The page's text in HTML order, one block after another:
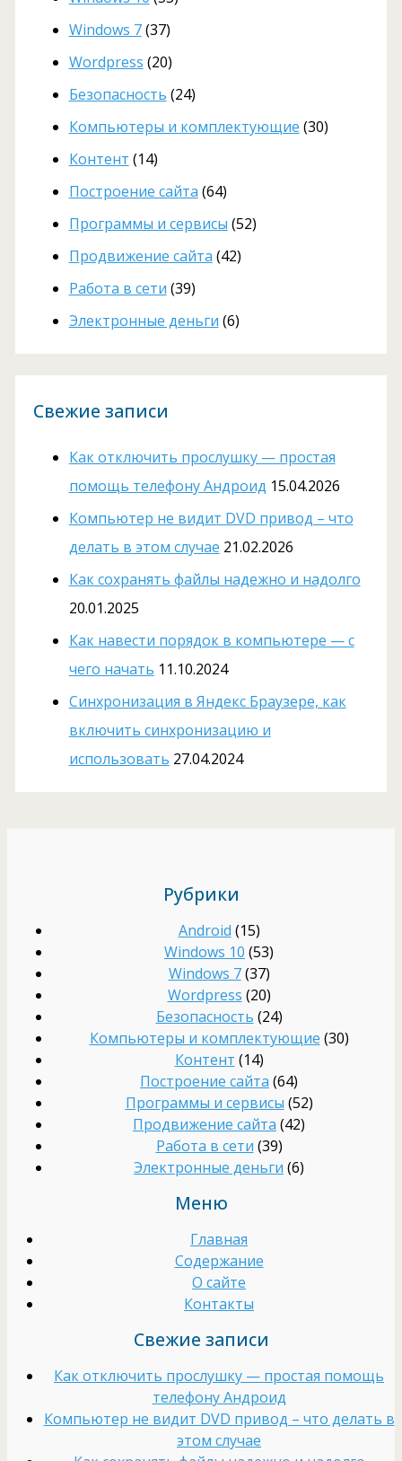
Windows 7(37)
Wordpress (20)
Безопасность (24)
Компьютеры и комплектующие (30)
Контент (14)
Построение сайта (64)
Программы и сервисы (52)
Продвижение сайта (42)
Работа в сети (39)
Электронные деньги (6)
Свежие записи
Как отключить прослушку — простая
помощь телефону Андроид 15.04.2026
Компьютер не видит DVD привод – что
делать в этом случае 21.02.2026
Как сохранять файлы надежно и надолго
20.01.2025
Как навести порядок в компьютере — с
чего начать 11.10.2024
Cинхронизация в Яндекс Браузере, как
включить синхронизацию и
использовать 27.04.2024
Рубрики
Android (15)
Windows 10 (53)
Windows 7(37)
Wordpress (20)
Безопасность (24)
Компьютеры и комплектующие (30)
Контент (14)
Построение сайта (64)
Программы и сервисы (52)
Продвижение сайта (42)
Работа в сети (39)
Электронные деньги (6)
Меню
Главная
Содержание
О сайте
Контакты
Свежие записи
Как отключить прослушку — простая помощь
телефону Андроид
Компьютер не видит DVD привод – что делать в
этом случае